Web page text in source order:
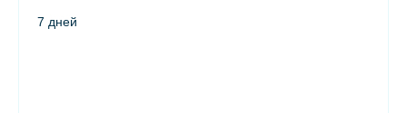
7 дней